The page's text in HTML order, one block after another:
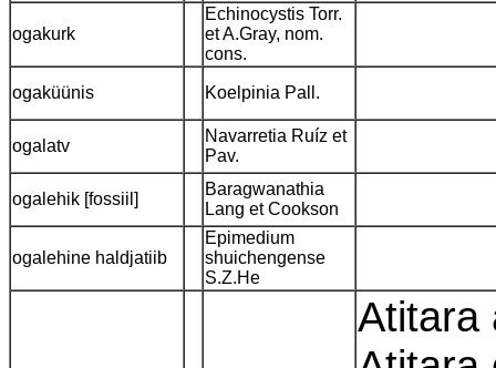
ogakurk
Echinocystis Torr.
et A.Gray, nom.
cons.
ogaküünis Koelpinia Pall.
ogalatv
Navarretia Ruíz et
Pav.
ogalehik [fossiil]
Baragwanathia
Lang et Cookson
ogalehine haldjatiib
Epimedium
shuichengense
S.Z.He
Atitara